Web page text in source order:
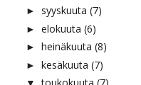
► syyskuuta (7)
► elokuuta (6)
► heinäkuuta (8)
► kesäkuuta (7)